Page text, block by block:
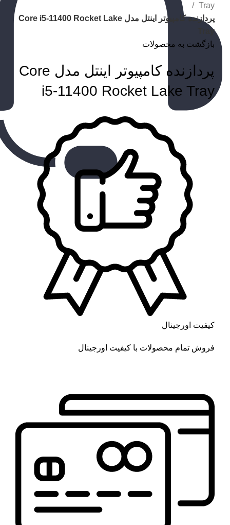
Tray
پردازنده کامپیوتر اینتل مدل Core i5-11400 Rocket Lake
Tray
بازگشت به محصولات
پردازنده کامپیوتر اینتل مدل Core
i5-11400 Rocket Lake Tray
کیفیت اورجینال
فروش تمام محصولات با کیفیت اورجینال